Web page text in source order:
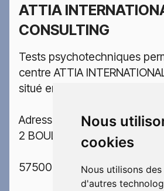
Nous
cookies
Nous utilisons
d'autres
ATTIA
CONSULTING
Tests psychotechniques
centre ATTIA
situé en Moselle
Adresse:
2 BOULEVARD DE LORRAINE
57500 SAINT AVOLD